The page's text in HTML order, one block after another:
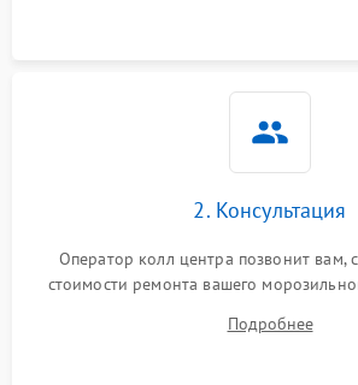
2. Консультация
Оператор колл центра позвонит вам,
стоимости ремонта вашего
Подробнее